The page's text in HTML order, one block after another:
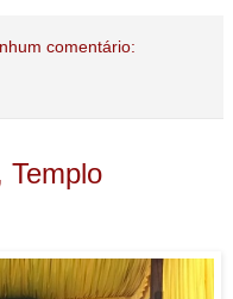
comentário:
Templo